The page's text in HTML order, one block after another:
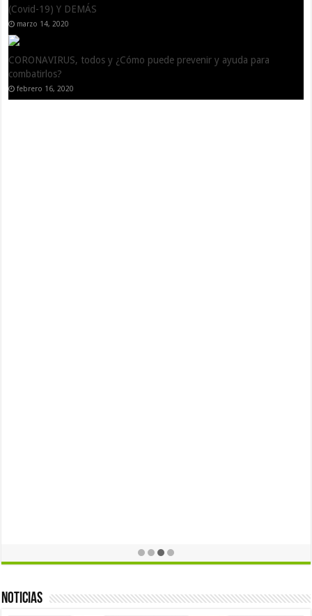
(Covid-19) Y DEMÁS
marzo 14, 2020
CORONAVIRUS, todos y ¿Cómo puede prevenir y ayuda para
combatirlos?
febrero 16, 2020
Noticias